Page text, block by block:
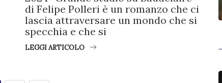
di Felipe Polleri è un romanzo che ci
lascia attraversare un mondo che si
specchia e che si
LEGGI ARTICOLO